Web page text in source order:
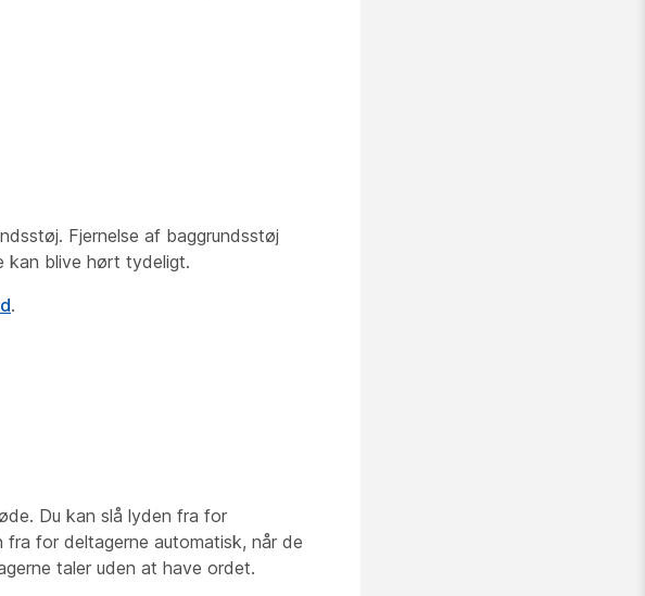
Fjernelse af baggrundsstøj
kan blive hørt tydeligt.
.
Du kan slå lyden fra for
fra for deltagerne automatisk, når de
taler uden at have ordet.